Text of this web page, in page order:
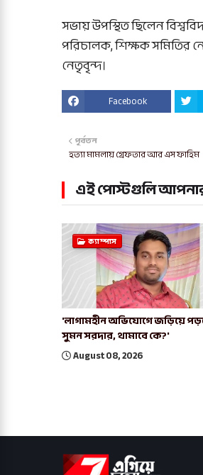
সভায় উপস্থিত ছিলেন
পরিচালক, শিক্ষক সমিতির
নেতৃবৃন্দ।
Facebook
পূর্বতন
হত্যা মামলায় গ্রেফতার আর এস ফাহিম
এই পোস্টগুলি
ক্যাম্পাস
'লাগামহীন অভিযোগে জড়িয়ে
সুমন সরদার, থামাবে কে?'
August 08, 2026